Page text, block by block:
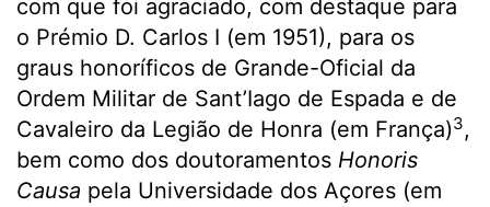
com que foi agraciado, com destaque para
o Prémio D. Carlos I (em 1951), para os
graus honoríficos de Grande-Oficial da
Ordem Militar de Sant’Iago de Espada e de
Cavaleiro da Legião de Honra (em França)3,
bem como dos doutoramentos Honoris
Causa pela Universidade dos Açores (em